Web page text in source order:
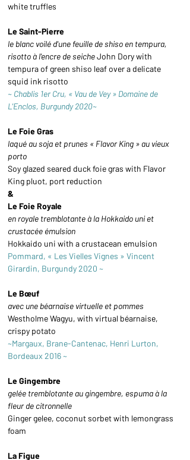
white truffles
Le Saint-Pierre
le blanc voilé d'une feuille de shiso en tempura,
risotto à l'encre de seiche John Dory with
tempura of green shiso leaf over a delicate
squid ink risotto
~ Chablis 1er Cru, « Vau de Vey » Domaine de
L'Enclos, Burgundy 2020~
Le Foie Gras
laqué au soja et prunes « Flavor King » au vieux
porto
Soy glazed seared duck foie gras with Flavor
King pluot, port reduction
&
Le Foie Royale
en royale tremblotante à la Hokkaido uni et
crustacée émulsion
Hokkaido uni with a crustacean emulsion
Pommard, « Les Vielles Vignes » Vincent
Girardin, Burgundy 2020 ~
Le Bœuf
avec une béarnaise virtuelle et pommes
Westholme Wagyu, with virtual béarnaise,
crispy potato
~Margaux, Brane-Cantenac, Henri Lurton,
Bordeaux 2016 ~
Le Gingembre
gelée tremblotante au gingembre, espuma à la
fleur de citronnelle
Ginger gelee, coconut sorbet with lemongrass
foam
La Figue